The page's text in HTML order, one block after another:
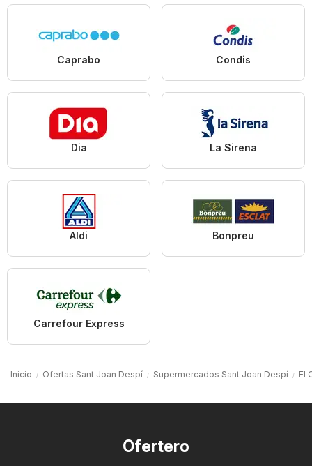
Caprabo Condis
Dia La Sirena
Aldi Bonpreu
Carrefour Express
Inicio Ofertas Sant Joan Despí Supermercados Sant Joan Despí El
Ofertero